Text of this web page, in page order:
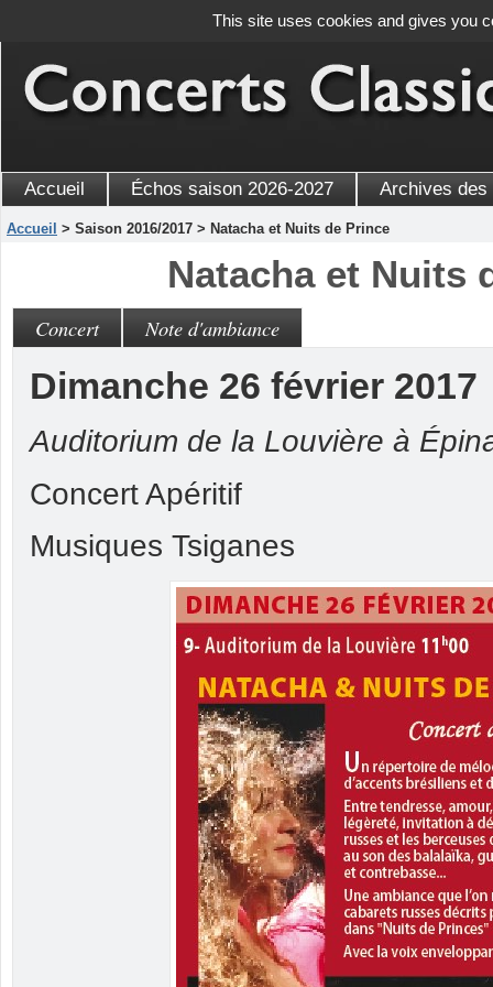
Accueil Échos saison 2026-2027 Archives des
Accueil > Saison 2016/2017 > Natacha et Nuits de Prince
Natacha et Nuits
Concert Note d'ambiance
Dimanche 26 février 2017
Auditorium de la Louvière à
Concert Apéritif
Musiques Tsiganes
This site uses cookies and gives you